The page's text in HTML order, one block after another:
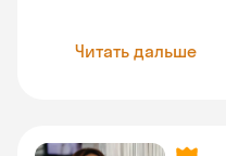
Читать дальше